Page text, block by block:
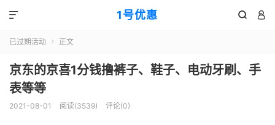
1号优惠  

已过期活动  正文
京东的京喜1分钱撸裤子、鞋子、电动牙刷、手
表等等
2021-08-01 阅读(3539) 评论(0)